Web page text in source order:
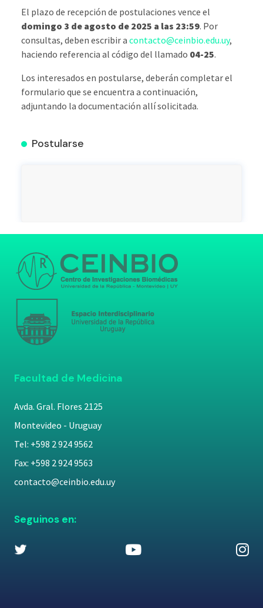
El plazo de recepción de postulaciones vence el
domingo 3 de agosto de 2025 a las 23:59. Por
consultas, deben escribir a contacto@ceinbio.edu.uy,
haciendo referencia al código del llamado 04-25.
Los interesados en postularse, deberán completar el
formulario que se encuentra a continuación,
adjuntando la documentación allí solicitada.
Postularse
Facultad de Medicina
Avda. Gral. Flores 2125
Montevideo - Uruguay
Tel: +598 2 924 9562
Fax: +598 2 924 9563
contacto@ceinbio.edu.uy
Seguinos en: